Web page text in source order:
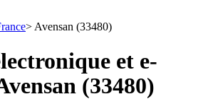
> Avensan (33480)
et e-
(33480)